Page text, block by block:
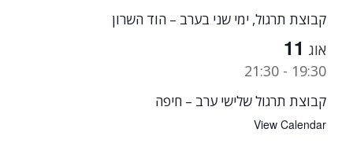
קבוצת תרגול, ימי שני בערב – הוד השרון
אוג 11
19:30
-
21:30
קבוצת תרגול שלישי ערב – חיפה
View Calendar